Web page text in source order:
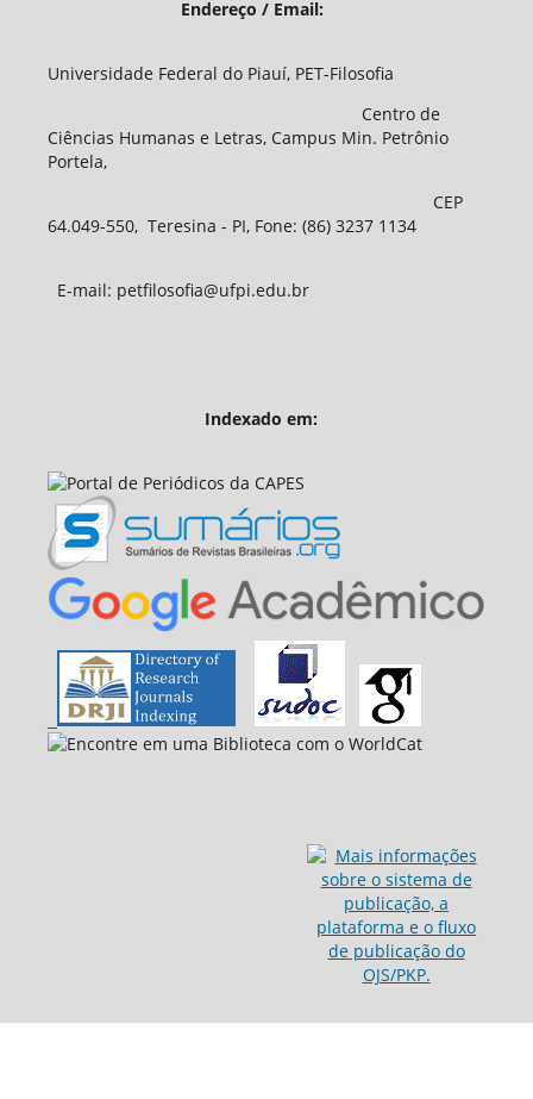
Endereço / Email:
Universidade Federal do Piauí, PET-Filosofia
Centro de
Ciências Humanas e Letras, Campus Min. Petrônio
Portela,
CEP
64.049-550, Teresina - PI, Fone: (86) 3237 1134
E-mail: petfilosofia@ufpi.edu.br
Indexado em: